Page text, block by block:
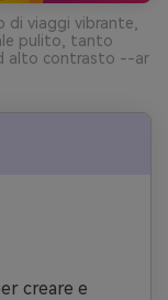
di viaggi vibrante,
pulito, tanto
alto contrasto --ar
creare e